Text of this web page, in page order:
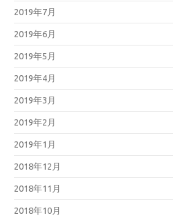
2019年7月
2019年6月
2019年5月
2019年4月
2019年3月
2019年2月
2019年1月
2018年12月
2018年11月
2018年10月